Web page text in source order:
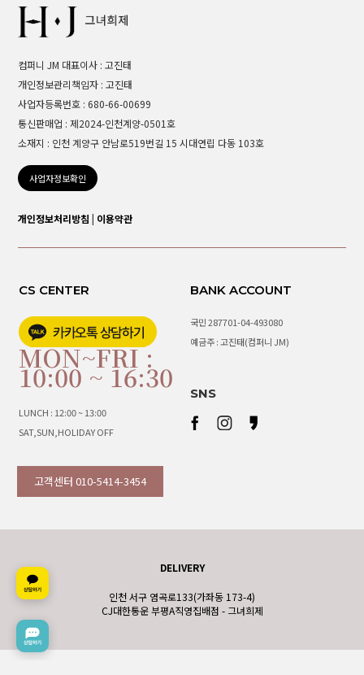
컴퍼니 JM 대표이사 : 고진태
개인정보관리책임자 : 고진태
사업자등록번호 : 680-66-00699
통신판매업 : 제2024-인천계양-0501호
소재지 : 인천 계양구 안남로519번길 15 시대연립 다동 103호
사업자정보확인
개인정보처리방침 이용약관
CS CENTER
MON~FRI :
10:00 ~ 16:30
LUNCH : 12:00 ~ 13:00
SAT,SUN,HOLIDAY OFF
고객센터 010-5414-3454
BANK ACCOUNT
국민 287701-04-493080
예금주 : 고진태(컴퍼니 JM)
SNS
DELIVERY
인천 서구 염곡로133(가좌동 173-4)
CJ대한통운 부평A직영집배점 - 그녀희제